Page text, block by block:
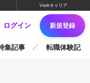
Vookキャリア
ログイン 新規登録
集記事 転職体験記